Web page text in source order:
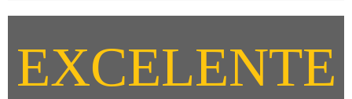
EXCELENTE